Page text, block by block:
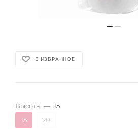
В ИЗБРАННОЕ
Высота — 15
15
20